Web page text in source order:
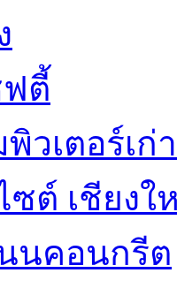
ฟตี้
วเตอร์เก่า
ซต์ เชียงใ
นคอนกรีต